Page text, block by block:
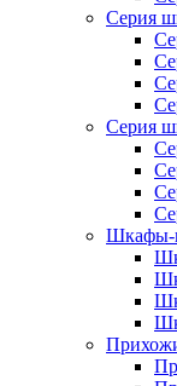
Серия
Серия
Шкафы-